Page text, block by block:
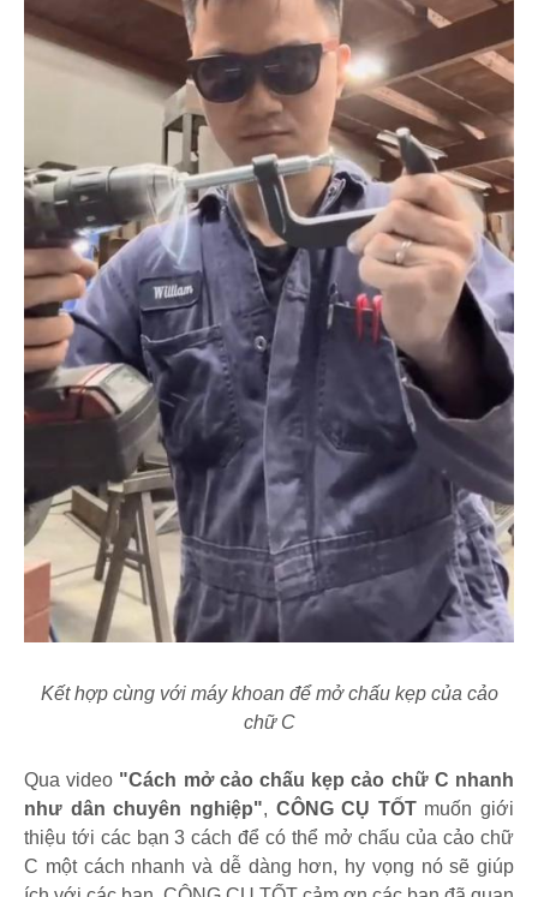
Kết hợp cùng với máy khoan để mở chấu kẹp của cảo
chữ C
Qua video "Cách mở cảo chấu kẹp cảo chữ C nhanh
như dân chuyên nghiệp", CÔNG CỤ TỐTmuốn giới
thiệu tới các bạn 3 cách để có thể mở chấu của cảo chữ
C một cách nhanh và dễ dàng hơn, hy vọng nó sẽ giúp